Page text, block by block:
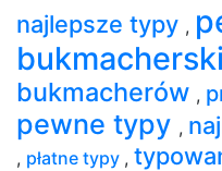
najlepsze typy ,
bukmacherów ,
pewne typy ,
, płatne typy ,